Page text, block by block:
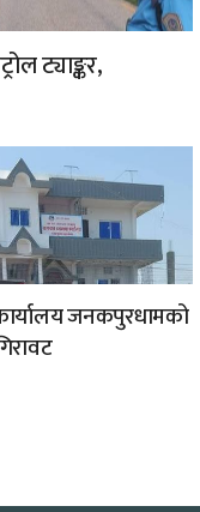
ट्याङ्कर,
जनकपुरधामको